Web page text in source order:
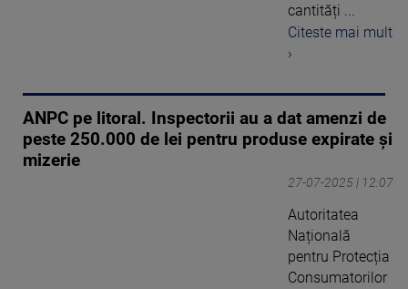
cantități ...
Citeste mai mult
›
ANPC pe litoral. Inspectorii au a dat amenzi de
peste 250.000 de lei pentru produse expirate și
mizerie
27-07-2025 | 12:07
Autoritatea
Națională
pentru Protecția
Consumatorilor